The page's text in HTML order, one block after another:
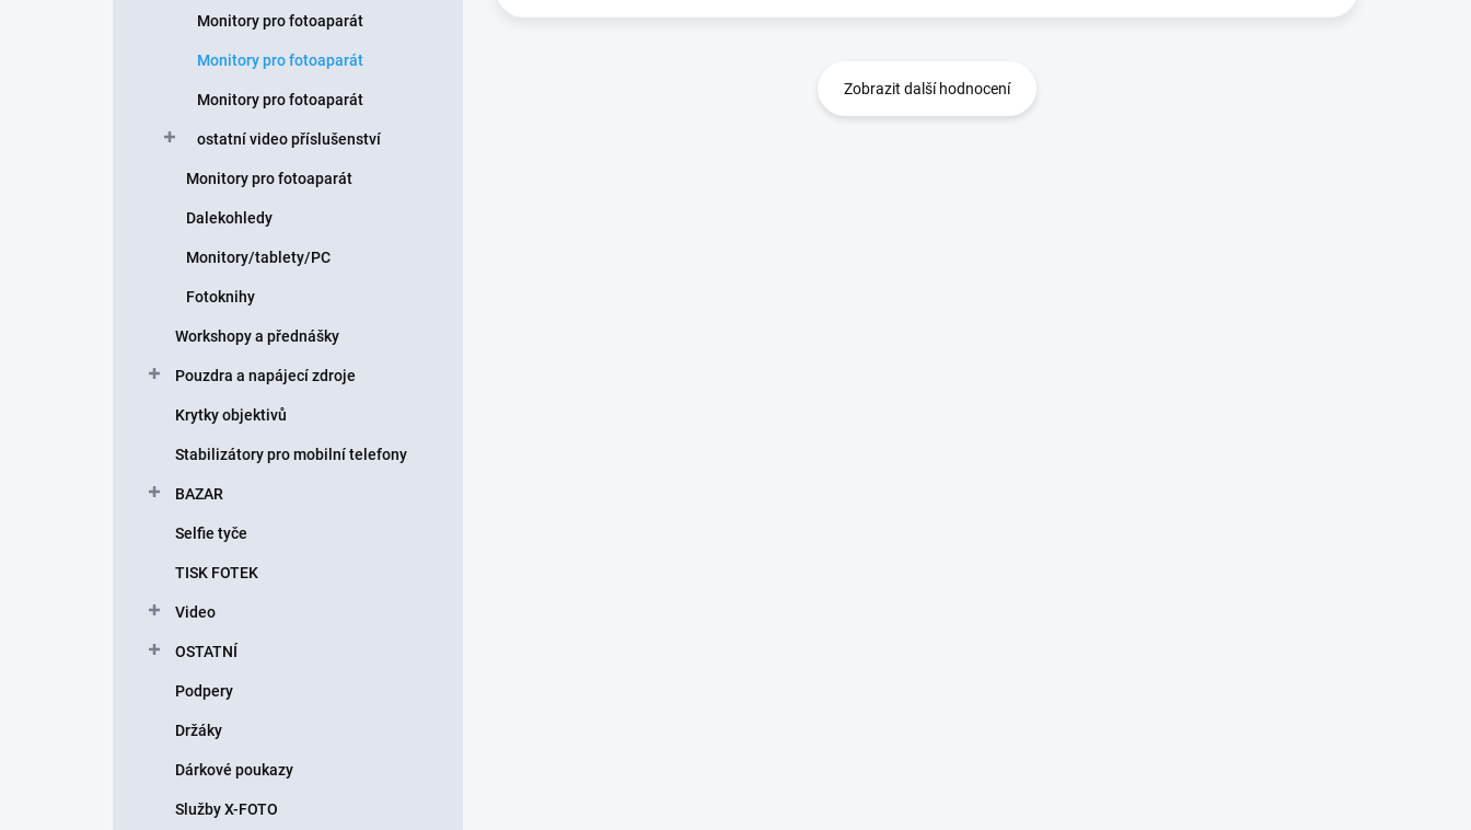
Monitory pro fotoaparát
Monitory pro fotoaparát
Monitory pro fotoaparát
ostatní video příslušenství
Monitory pro fotoaparát
Dalekohledy
Monitory/tablety/PC
Fotoknihy
Workshopy a přednášky
Pouzdra a napájecí zdroje
Krytky objektivů
Stabilizátory pro mobilní telefony
BAZAR
Selfie tyče
TISK FOTEK
Video
OSTATNÍ
Podpery
Držáky
Dárkové poukazy
Služby X-FOTO
Zobrazit další hodnocení